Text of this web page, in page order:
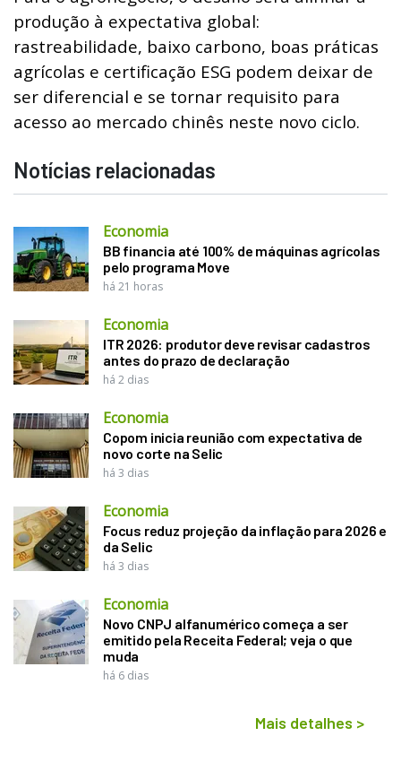
produção à expectativa global:
rastreabilidade, baixo carbono, boas práticas
agrícolas e certificação ESG podem deixar de
ser diferencial e se tornar requisito para
acesso ao mercado chinês neste novo ciclo.
Notícias relacionadas
Economia
BB financia até 100% de máquinas agrícolas
pelo programa Move
há 21 horas
Economia
ITR 2026: produtor deve revisar cadastros
antes do prazo de declaração
há 2 dias
Economia
Copom inicia reunião com expectativa de
novo corte na Selic
há 3 dias
Economia
Focus reduz projeção da inflação para 2026 e
da Selic
há 3 dias
Economia
Novo CNPJ alfanumérico começa a ser
emitido pela Receita Federal; veja o que
muda
há 6 dias
Mais detalhes >